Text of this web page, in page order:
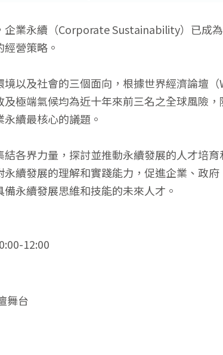
企業永續（Corporate Sustainability）已成
營策略。
以及社會的三個面向，根據世界經濟論壇
極端氣候均為近十年來前三名之全球風險
續最核心的議題。
各界力量，探討並推動永續發展的人才培
續發展的理解和實踐能力，促進企業、政
永續發展思維和技能的未來人才。
12:00
舞台